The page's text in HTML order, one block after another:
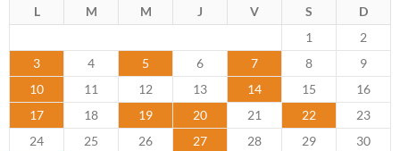
L M M J V S
D
1
2
3
4 5 6 7 8
9
10
11 12 13 14 15
16
17
18 19 20 21 22
23
24
25 26 27 28 29
30